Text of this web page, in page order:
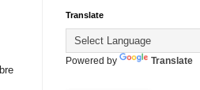
Translate
Powered by Translate